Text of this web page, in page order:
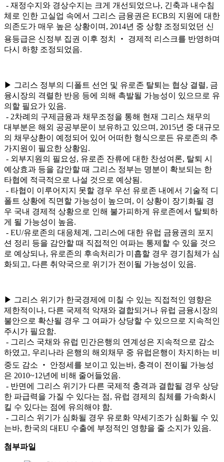
- 재정수지와 경상수지는 크게 개선되었으나, 긴축과 내수침
체로 인한 고실업 속에서 그리스 금융권은 ECB의 지원에 대한
의존도가 매우 높은 상황이며, 2014년 중 상향 조정되었던 신
용등급은 신정부 집권 이후 정치 ‧ 경제적 리스크를 반영하며
다시 하향 조정되었음.
▶ 그리스 정부의 디폴트 선언 및 유로존 탈퇴는 협상 결렬, 금
융시장의 격렬한 반응 등에 의해 촉발될 가능성이 있으므로 유
의할 필요가 있음.
- 2차례의 구제금융과 채무조정을 통해 현재 그리스 채무의
대부분은 해외 공공부문이 보유하고 있으며, 2015년 중 대규모
의 채무상환이 예정되어 있어 어떠한 형식으로든 유로존의 추
가지원이 필요한 상황임.
- 외부지원의 필요성, 유로존 잔류에 대한 찬성여론, 탈퇴 시
예상효과 등을 감안할 때 그리스 정부는 명분이 확보되는 한
타협에 적극적으로 나설 것으로 예상됨.
- 타협이 이루어지지 못할 경우 우선 유로존 내에서 기술적 디
폴트 상황에 직면할 가능성이 높으며, 이 상황이 장기화될 경
우 국내 경제적 상황으로 인해 불가피하게 유로존에서 탈퇴하
게 될 가능성이 높음.
- EU/유로존의 대응체계, 그리스에 대한 유럽 금융권의 포지
션 정리 등을 감안할 때 직접적인 여파는 통제할 수 있을 것으
로 예상되나, 유로존의 후속처리가 미흡할 경우 경기침체가 심
화되고, 다른 취약국으로 위기가 전이될 가능성이 있음.
▶ 그리스 위기가 한국경제에 미칠 수 있는 직접적인 영향은
제한적이나, 다른 국제적 악재와 결합되거나 유럽 금융시장의
불안으로 확산될 경우 그 여파가 상당할 수 있으므로 지속적인
주시가 필요함.
- 그리스 국채와 유럽 민간은행의 연계성은 지속적으로 감소
하였고, 우리나라 은행의 해외채무 중 유럽은행이 차지하는 비
중도 감소 ‧ 안정세를 보이고 있는바, 충격이 전이될 가능성
은 2010~12년에 비해 줄어들었음.
- 반면에 그리스 위기가 다른 국제적 충격과 결합될 경우 상당
한 파급력을 가질 수 있다는 점, 유럽 경제의 침체를 가속화시
킬 수 있다는 점에 유의해야 함.
- 그리스 위기가 심화될 경우 유로화 약세기조가 심화될 수 있
는바, 한국의 대EU 수출에 부정적인 영향을 줄 소지가 있음.
첨부파일